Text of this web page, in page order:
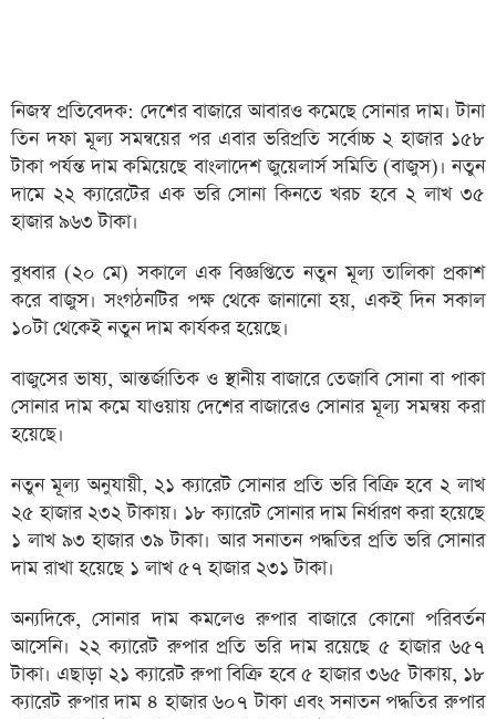
নিজস্ব প্রতিবেদক: দেশের বাজারে আবারও কমেছে সোনার দাম। টানা
তিন দফা মূল্য সমন্বয়ের পর এবার ভরিপ্রতি সর্বোচ্চ ২ হাজার ১৫৮
টাকা পর্যন্ত দাম কমিয়েছে বাংলাদেশ জুয়েলার্স সমিতি (বাজুস)। নতুন
দামে ২২ ক্যারেটের এক ভরি সোনা কিনতে খরচ হবে ২ লাখ ৩৫
হাজার ৯৬৩ টাকা।
বুধবার (২০ মে) সকালে এক বিজ্ঞপ্তিতে নতুন মূল্য তালিকা প্রকাশ
করে বাজুস। সংগঠনটির পক্ষ থেকে জানানো হয়, একই দিন সকাল
১০টা থেকেই নতুন দাম কার্যকর হয়েছে।
বাজুসের ভাষ্য, আন্তর্জাতিক ও স্থানীয় বাজারে তেজাবি সোনা বা পাকা
সোনার দাম কমে যাওয়ায় দেশের বাজারেও সোনার মূল্য সমন্বয় করা
হয়েছে।
নতুন মূল্য অনুযায়ী, ২১ ক্যারেট সোনার প্রতি ভরি বিক্রি হবে ২ লাখ
২৫ হাজার ২৩২ টাকায়। ১৮ ক্যারেট সোনার দাম নির্ধারণ করা হয়েছে
১ লাখ ৯৩ হাজার ৩৯ টাকা। আর সনাতন পদ্ধতির প্রতি ভরি সোনার
দাম রাখা হয়েছে ১ লাখ ৫৭ হাজার ২৩১ টাকা।
অন্যদিকে, সোনার দাম কমলেও রুপার বাজারে কোনো পরিবর্তন
আসেনি। ২২ ক্যারেট রুপার প্রতি ভরি দাম রয়েছে ৫ হাজার ৬৫৭
টাকা। এছাড়া ২১ ক্যারেট রুপা বিক্রি হবে ৫ হাজার ৩৬৫ টাকায়, ১৮
ক্যারেট রুপার দাম ৪ হাজার ৬০৭ টাকা এবং সনাতন পদ্ধতির রুপার